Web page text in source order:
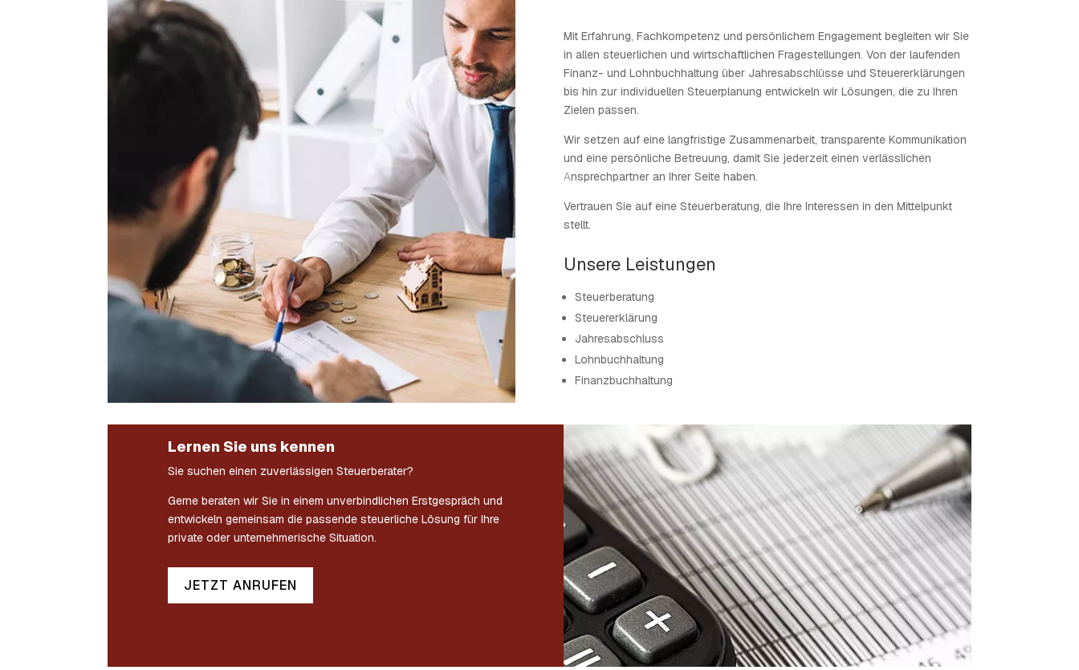
Mit Erfahrung, Fachkompetenz und persönlichem Engagement begleiten wir Sie
in allen steuerlichen und wirtschaftlichen Fragestellungen. Von der laufenden
Finanz- und Lohnbuchhaltung über Jahresabschlüsse und Steuererklärungen
bis hin zur individuellen Steuerplanung entwickeln wir Lösungen, die zu Ihren
Zielen passen.
Wir setzen auf eine langfristige Zusammenarbeit, transparente Kommunikation
und eine persönliche Betreuung, damit Sie jederzeit einen verlässlichen
Ansprechpartner an Ihrer Seite haben.
Vertrauen Sie auf eine Steuerberatung, die Ihre Interessen in den Mittelpunkt
stellt.
Unsere Leistungen
Steuerberatung
Steuererklärung
Jahresabschluss
Lohnbuchhaltung
Finanzbuchhaltung
Lernen Sie uns kennen
Sie suchen einen zuverlässigen Steuerberater?
Gerne beraten wir Sie in einem unverbindlichen Erstgespräch und
entwickeln gemeinsam die passende steuerliche Lösung für Ihre
private oder unternehmerische Situation.
JETZT ANRUFEN